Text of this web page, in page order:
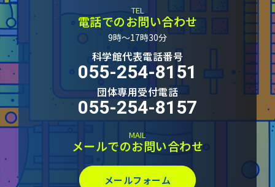
TEL
電話でのお問い合わせ
9時～17時30分
科学館代表電話番号
055-254-8151
団体専用受付電話
055-254-8157
MAIL
メールでのお問い合わせ
メールフォーム